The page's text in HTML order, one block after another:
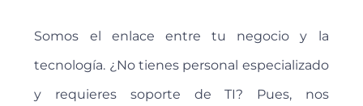
Somos el enlace entre tu negocio y la
tecnología. ¿No tienes personal especializado
y requieres soporte de TI? Pues, nos